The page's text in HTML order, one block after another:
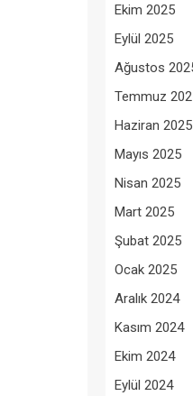
Ekim 2025
Eylül 2025
Ağustos
Temmuz
Haziran 2025
Mayıs 2025
Nisan 2025
Mart 2025
Şubat 2025
Ocak 2025
Aralık 2024
Kasım 2024
Ekim 2024
Eylül 2024